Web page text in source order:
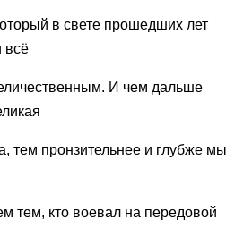
в свете прошедших лет
всё
И чем дальше
тем пронзительнее и глубже мы
тем, кто воевал на передовой